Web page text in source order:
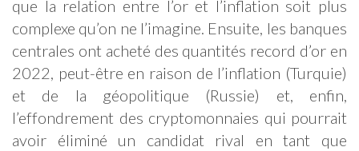
que la relation entre l’or et l’inflation soit plus
complexe qu’on ne l’imagine. Ensuite, les banques
centrales ont acheté des quantités record d’or en
2022, peut-être en raison de l’inflation (Turquie)
et de la géopolitique (Russie) et, enfin,
l’effondrement des cryptomonnaies qui pourrait
avoir éliminé un candidat rival en tant que